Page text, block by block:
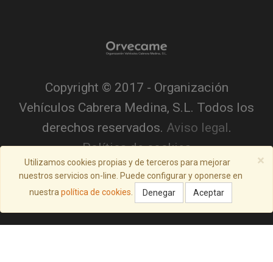
Copyright © 2017 - Organización
Vehículos Cabrera Medina, S.L. Todos los
derechos reservados. Aviso legal.
Política de cookies
×
Utilizamos cookies propias y de terceros para mejorar
nuestros servicios on-line. Puede configurar y oponerse en
nuestra política de cookies Denegar Aceptar